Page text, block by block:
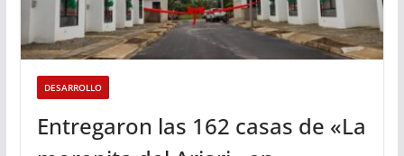
DESARROLLO
Entregaron las 162 casas de «La